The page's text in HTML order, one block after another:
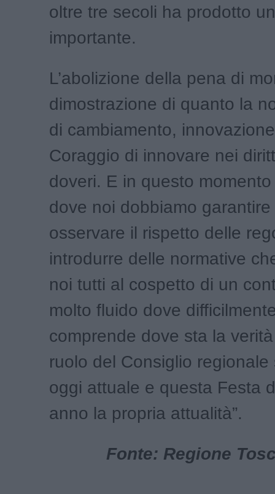
oltre tre secoli ha prodotto
importante.
L’abolizione della pena di
dimostrazione di quanto la
di cambiamento,
Coraggio di innovare nei
doveri. E in questo
dove noi dobbiamo
osservare il rispetto delle
introdurre delle normative
noi tutti al cospetto di un
molto fluido dove
comprende dove sta la
ruolo del Consiglio regionale
oggi attuale e questa Festa
anno la propria attualità”.
Fonte: Regione